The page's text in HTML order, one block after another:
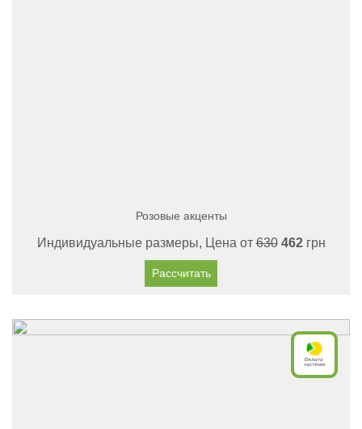
Розовые акценты
Индивидуальные размеры, Цена от630 462грн
Рассчитать